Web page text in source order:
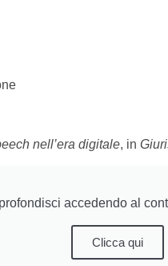
nell’era digitale, in
accedendo al
Clicca qui